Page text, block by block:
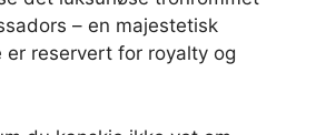
– en majestetisk
er reservert for royalty og